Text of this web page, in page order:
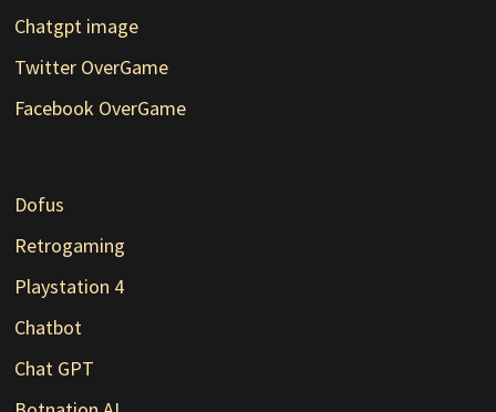
Chatgpt image
Twitter OverGame
Facebook OverGame
Dofus
Retrogaming
Playstation 4
Chatbot
Chat GPT